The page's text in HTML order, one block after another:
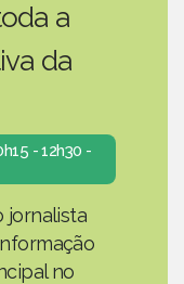
a
da
- 12h30 -
jornalista
no